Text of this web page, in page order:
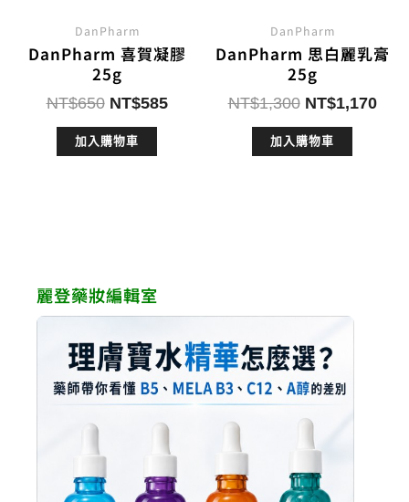
麗登藥妝編輯室
DanPharm
DanPharm 喜賀凝膠
25g
NT$650 原
始
價
NT$585目
加入購物車
DanPharm
DanPharm 思白麗乳膏
25g
NT$1,300 原
始
價
NT$1,170目
加入購物車